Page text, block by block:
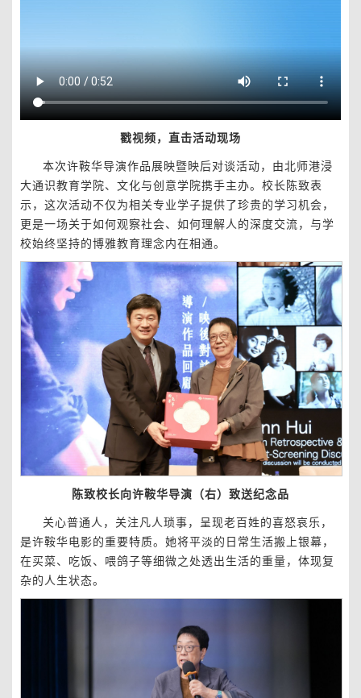
戳视频，直击活动现场
本次许鞍华导演作品展映暨映后对谈活动，由北师港浸
大通识教育学院、文化与创意学院携手主办。校长陈致表
示，这次活动不仅为相关专业学子提供了珍贵的学习机会，
更是一场关于如何观察社会、如何理解人的深度交流，与学
校始终坚持的博雅教育理念内在相通。
陈致校长向许鞍华导演（右）致送纪念品
关心普通人，关注凡人琐事，呈现老百姓的喜怒哀乐，
是许鞍华电影的重要特质。她将平淡的日常生活搬上银幕，
在买菜、吃饭、喂鸽子等细微之处透出生活的重量，体现复
杂的人生状态。